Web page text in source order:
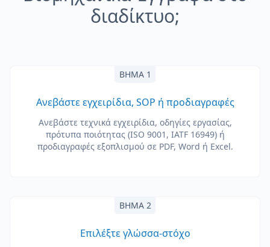
διαδίκτυο;
ΒΉΜΑ 1
Ανεβάστε εγχειρίδια, SOP ή προδιαγραφές
Ανεβάστε τεχνικά εγχειρίδια, οδηγίες εργασίας,
πρότυπα ποιότητας (ISO 9001, IATF 16949) ή
προδιαγραφές εξοπλισμού σε PDF, Word ή Excel.
ΒΉΜΑ 2
Επιλέξτε γλώσσα-στόχο